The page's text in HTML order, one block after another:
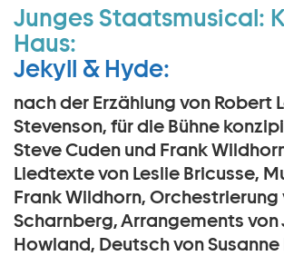
Junges Staatsmusical:
Haus:
Jekyll & Hyde:
nach der Erzählung von Robert
Stevenson, für die Bühne
Steve Cuden und Frank
Liedtexte von Leslie Bricusse,
Frank Wildhorn, Orchestrierung
Scharnberg, Arrangements von
Howland, Deutsch von